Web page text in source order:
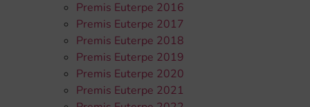
Premis Euterpe 2016
Premis Euterpe 2017
Premis Euterpe 2018
Premis Euterpe 2019
Premis Euterpe 2020
Premis Euterpe 2021